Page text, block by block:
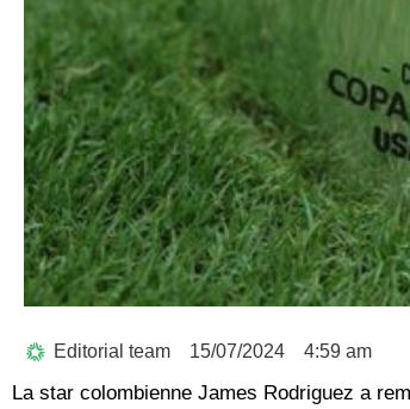
Editorial team 15/07/2024 4:59 am
La star colombienne James Rodriguez a